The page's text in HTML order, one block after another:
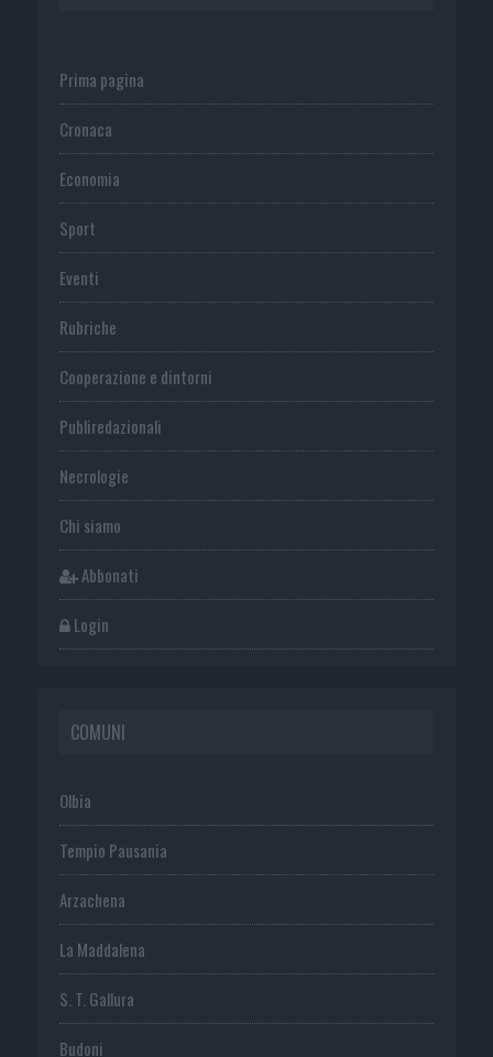
Prima pagina
Cronaca
Economia
Sport
Eventi
Rubriche
Cooperazione e dintorni
Publiredazionali
Necrologie
Chi siamo
Abbonati
Login
COMUNI
Olbia
Tempio Pausania
Arzachena
La Maddalena
S. T. Gallura
Budoni